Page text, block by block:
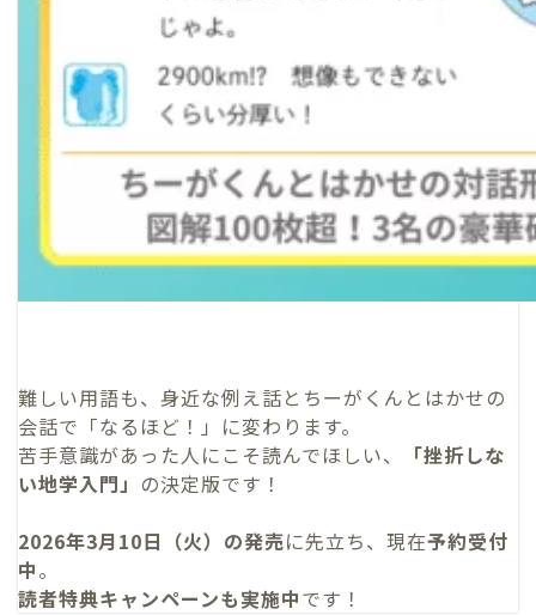
難しい用語も、身近な例え話とちーがくんとはかせの
会話で「なるほど！」に変わります。
苦手意識があった人にこそ読んでほしい、
「挫折しな
い地学入門」 の決定版です！
2026年3月10日（火）の発売に先立ち、現在予約受付
中。
読者特典キャンペーンも実施中です！